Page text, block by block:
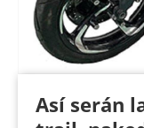
Así serán